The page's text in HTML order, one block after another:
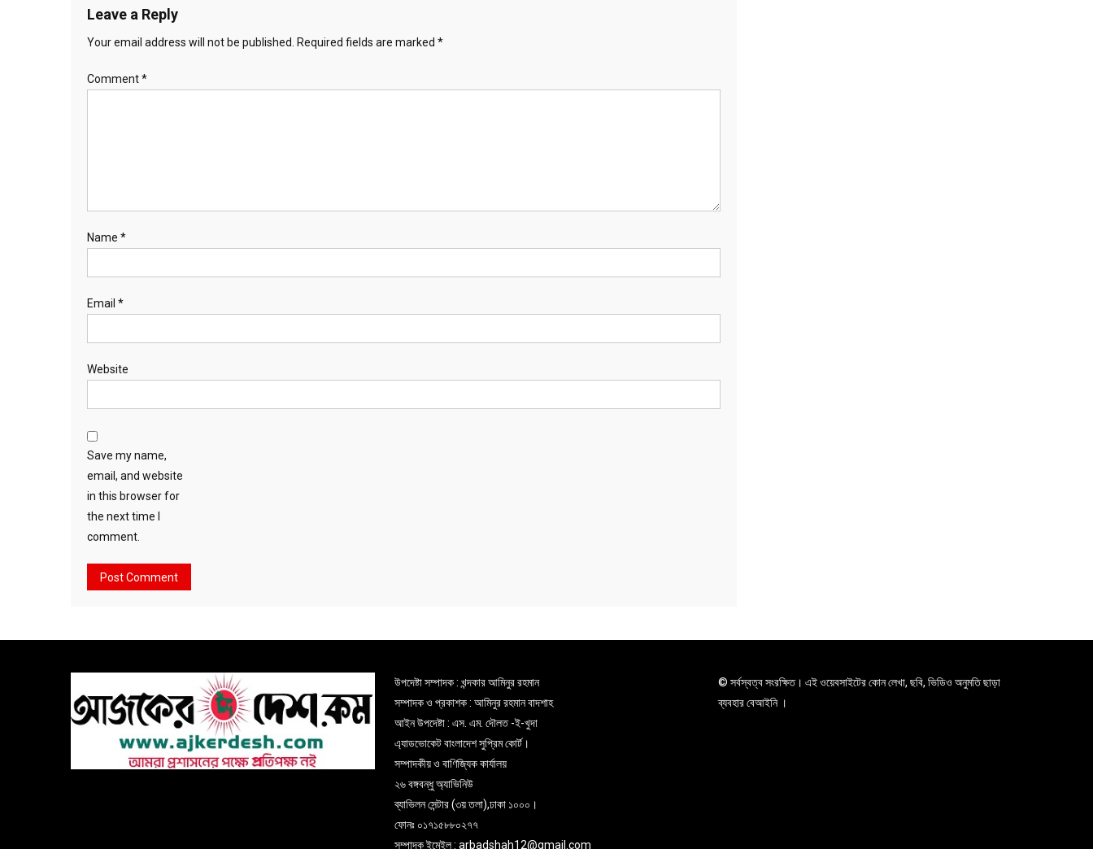
Leave a Reply
Your email address will not be published. Required fields are marked *
Comment*
Name *
Email *
Website
Save my name,
email, and website
in this browser for
the next time I
comment.
উপদেষ্টা সম্পাদক : খন্দকার আমিনুর রহমান
সম্পাদক ও প্রকাশক : আমিনুর রহমান বাদশাহ
আইন উপদেষ্টা : এস. এম. দৌলত -ই-খুদা
এ্যাডভোকেট বাংলাদেশ সুপ্রিম কোর্ট।
সম্পাদকীয় ও বাণিজ্যিক কার্যালয়
২৬ বঙ্গবন্ধু অ্যাভিনিউ
ব্যাভিলন সেন্টার (৩য় তলা),ঢাকা ১০০০।
ফোনঃ ০১৭১৫৮৮০২৭৭
সম্পাদক ইমেইল : arbadshah12@gmail.com
© সর্বস্বত্ব সংরক্ষিত। এই ওয়েবসাইটের কোন লেখা, ছবি, ভিডিও অনুমতি ছাড়া
ব্যবহার বেআইনি ।